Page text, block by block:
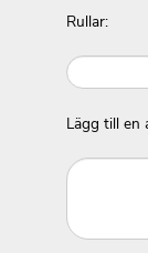
Rullar:
Lägg till en